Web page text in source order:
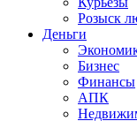
Розыск
Деньги
Бизнес
Финансы
АПК